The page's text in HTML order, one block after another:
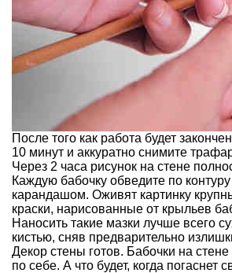
После того как работа будет
10 минут и аккуратно снимите
Через 2 часа рисунок на стене
Каждую бабочку обведите по
карандашом. Оживят картинку
краски, нарисованные от крыльев
Наносить такие мазки лучше всего
кистью, сняв предварительно
Декор стены готов. Бабочки на
по себе. А что будет, когда погаснет